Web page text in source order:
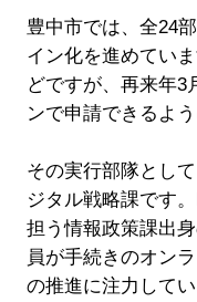
豊中市では、全24
イン化を進めてい
どですが、再来年3
ンで申請できるよう
その実行部隊とし
ジタル戦略課です
担う情報政策課出
員が手続きのオン
の推進に注力してい